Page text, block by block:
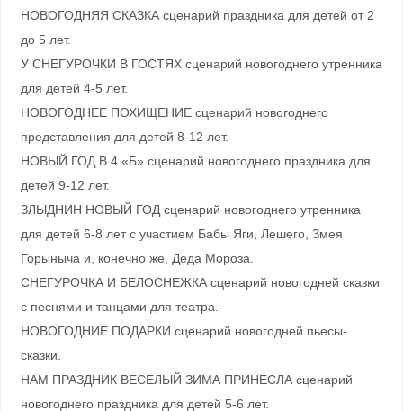
НОВОГОДНЯЯ СКАЗКА сценарий праздника для детей от 2
до 5 лет.
У СНЕГУРОЧКИ В ГОСТЯХ сценарий новогоднего утренника
для детей 4-5 лет.
НОВОГОДНЕЕ ПОХИЩЕНИЕ сценарий новогоднего
представления для детей 8-12 лет.
НОВЫЙ ГОД В 4 «Б» сценарий новогоднего праздника для
детей 9-12 лет.
ЗЛЫДНИН НОВЫЙ ГОД cценарий новогоднего утренника
для детей 6-8 лет с участием Бабы Яги, Лешего, Змея
Горыныча и, конечно же, Деда Мороза.
СНЕГУРОЧКА И БЕЛОСНЕЖКА сценарий новогодней сказки
с песнями и танцами для театра.
НОВОГОДНИЕ ПОДАРКИ сценарий новогодней пьесы-
сказки.
НАМ ПРАЗДНИК ВЕСЕЛЫЙ ЗИМА ПРИНЕСЛА сценарий
новогоднего праздника для детей 5-6 лет.